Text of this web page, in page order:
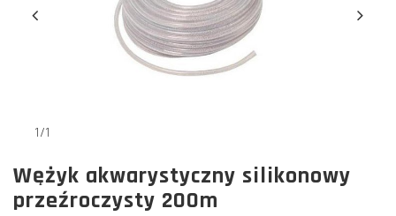
1/1
Wężyk akwarystyczny silikonowy
przeźroczysty 200m